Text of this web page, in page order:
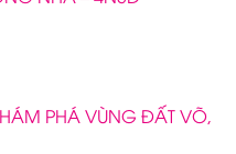
PHÁ VÙNG ĐẤT VÕ,